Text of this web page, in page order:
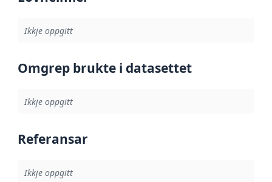
Ikkje oppgitt
Omgrep brukte i datasettet
Ikkje oppgitt
Referansar
Ikkje oppgitt